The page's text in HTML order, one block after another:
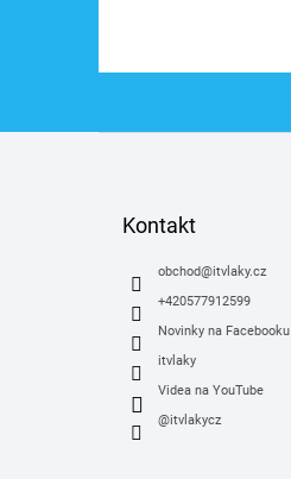
Kontakt
obchod@itvlaky.cz
+420577912599
Novinky na Facebooku
itvlaky
Videa na YouTube
@itvlakycz